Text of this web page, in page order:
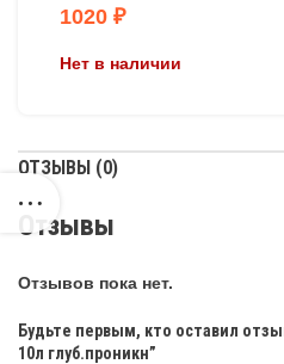
1020 ₽
Нет в наличии
ОТЗЫВЫ (0)
Отзывы
Отзывов пока нет.
Будьте первым, кто оставил
10л глуб.проникн”